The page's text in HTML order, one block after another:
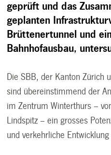
geprüft und das
geplanten
Brüttenertunnel und
Bahnhofausbau,
Die SBB, der Kanton Zürich
sind übereinstimmend der
im Zentrum Winterthurs –
Lindspitz – ein grosses
und verkehrliche